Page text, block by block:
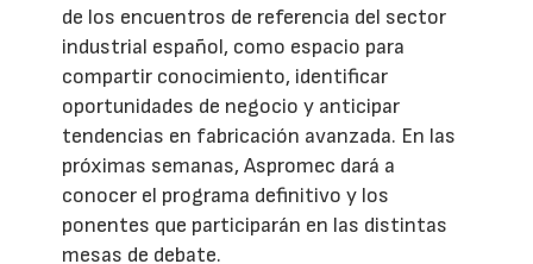
de los encuentros de referencia del sector
industrial español, como espacio para
compartir conocimiento, identificar
oportunidades de negocio y anticipar
tendencias en fabricación avanzada. En las
próximas semanas, Aspromec dará a
conocer el programa definitivo y los
ponentes que participarán en las distintas
mesas de debate.